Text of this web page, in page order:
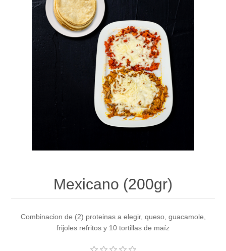
Mexicano (200gr)
Combinacion de (2) proteinas a elegir, queso, guacamole,
frijoles refritos y 10 tortillas de maíz